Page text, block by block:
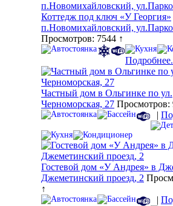
Коттедж под ключ «У Георгия»
п.Новомихайловский,
Просмотров: 7544 ↑
Частный дом в Ольгинке по ул.
Черноморская, 27 Просмотров:
|
Гостевой дом «У Андрея» в
Джеметинский проезд, 2
↑
|